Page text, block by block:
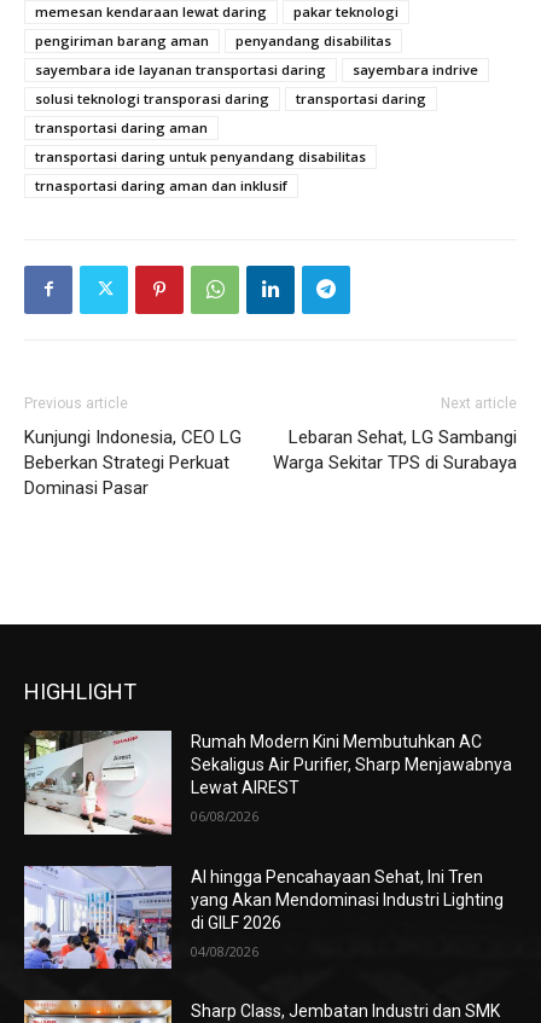
memesan kendaraan lewat daring
pakar teknologi
pengiriman barang aman
penyandang disabilitas
sayembara ide layanan transportasi daring
sayembara indrive
solusi teknologi transporasi daring
transportasi daring
transportasi daring aman
transportasi daring untuk penyandang disabilitas
trnasportasi daring aman dan inklusif
Previous article
Kunjungi Indonesia, CEO LG
Beberkan Strategi Perkuat
Dominasi Pasar
Next article
Lebaran Sehat, LG Sambangi
Warga Sekitar TPS di Surabaya
HIGHLIGHT
Rumah Modern Kini Membutuhkan AC
Sekaligus Air Purifier, Sharp Menjawabnya
Lewat AIREST
06/08/2026
AI hingga Pencahayaan Sehat, Ini Tren
yang Akan Mendominasi Industri Lighting
di GILF 2026
04/08/2026
Sharp Class, Jembatan Industri dan SMK